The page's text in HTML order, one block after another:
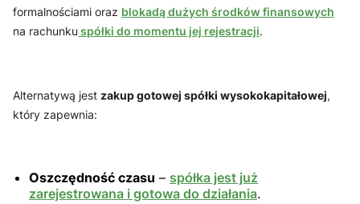
formalnościami oraz blokadą dużych środków finansowych
na rachunku spółki do momentu jej rejestracji.
Alternatywą jest zakup gotowej spółki wysokokapitałowej,
który zapewnia:
Oszczędność czasu – spółka jest już
zarejestrowana i gotowa do działania.